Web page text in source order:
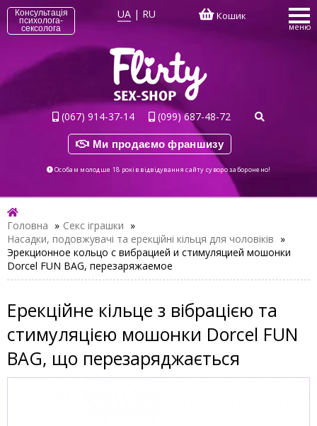
Консультація
психолога-
сексолога
UA | RU Кошик
меню
(067) 914-37-14 (099) 687-48-72
Ми продаємо франшизу
Особам молодше 18 років відвідування сайту суворо заборонено!
Головна » Секс іграшки »
Насадки, подовжувачі та ерекційні кільця для чоловіків »
Эрекционное кольцо с вибрацией и стимуляцией мошонки
Dorcel FUN BAG, перезаряжаемое
Ерекційне кільце з вібрацією та
стимуляцією мошонки Dorcel FUN
BAG, що перезаряджається